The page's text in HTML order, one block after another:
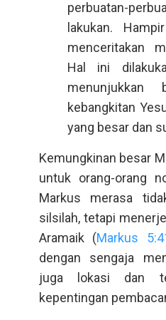
perbuatan-
lakukan.
menceritakan
Hal ini
menunjukkan
kebangkitan
yang besar dan
Kemungkinan besar
untuk orang-orang
Markus merasa
silsilah, tetapi
Aramaik (Markus
dengan sengaja
juga lokasi dan
kepentingan